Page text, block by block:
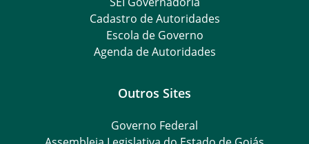
Cadastro de Autoridades
Escola de Governo
Agenda de Autoridades
Outros Sites
Governo Federal